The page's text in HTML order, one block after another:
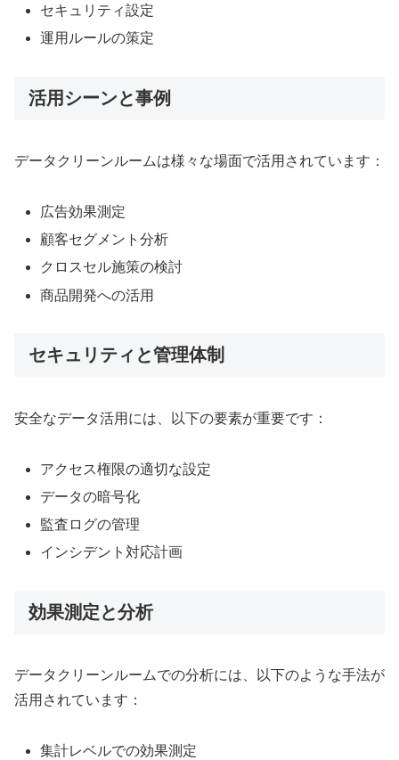
セキュリティ設定
運用ルールの策定
活用シーンと事例
データクリーンルームは様々な場面で活用されています：
広告効果測定
顧客セグメント分析
クロスセル施策の検討
商品開発への活用
セキュリティと管理体制
安全なデータ活用には、以下の要素が重要です：
アクセス権限の適切な設定
データの暗号化
監査ログの管理
インシデント対応計画
効果測定と分析
データクリーンルームでの分析には、以下のような手法が
活用されています：
集計レベルでの効果測定